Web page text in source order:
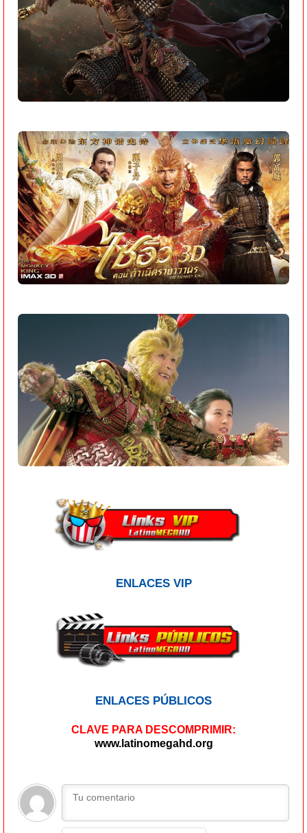
ENLACES VIP
ENLACES PÚBLICOS
CLAVE PARA DESCOMPRIMIR:
www.latinomegahd.org